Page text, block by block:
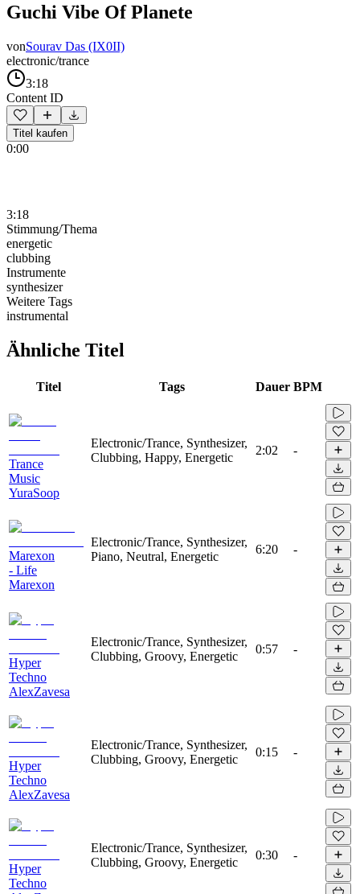
Guchi Vibe Of Planete
vonSourav Das (IX0II)
electronic/trance
3:18
Content ID
Titel kaufen
0:00
3:18
Stimmung/Thema
energetic
clubbing
Instrumente
synthesizer
Weitere Tags
instrumental
Ähnliche Titel
Titel Tags Dauer BPM
Trance
Music
YuraSoop
Electronic/Trance, Synthesizer,
Clubbing, Happy, Energetic
2:02 -
Marexon
- Life
Marexon
Electronic/Trance, Synthesizer,
Piano, Neutral, Energetic
6:20 -
Hyper
Techno
AlexZavesa
Electronic/Trance, Synthesizer,
Clubbing, Groovy, Energetic
0:57 -
Hyper
Techno
AlexZavesa
Electronic/Trance, Synthesizer,
Clubbing, Groovy, Energetic
0:15 -
Hyper
Techno
Electronic/Trance, Synthesizer,
Clubbing, Groovy, Energetic
0:30 -